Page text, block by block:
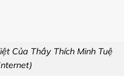
Của Thầy Thích Minh Tuệ